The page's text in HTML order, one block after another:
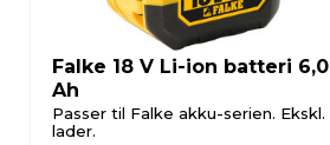
Falke 18 V Li-ion batteri 6,0
Ah
Passer til Falke akku-serien. Ekskl.
lader.